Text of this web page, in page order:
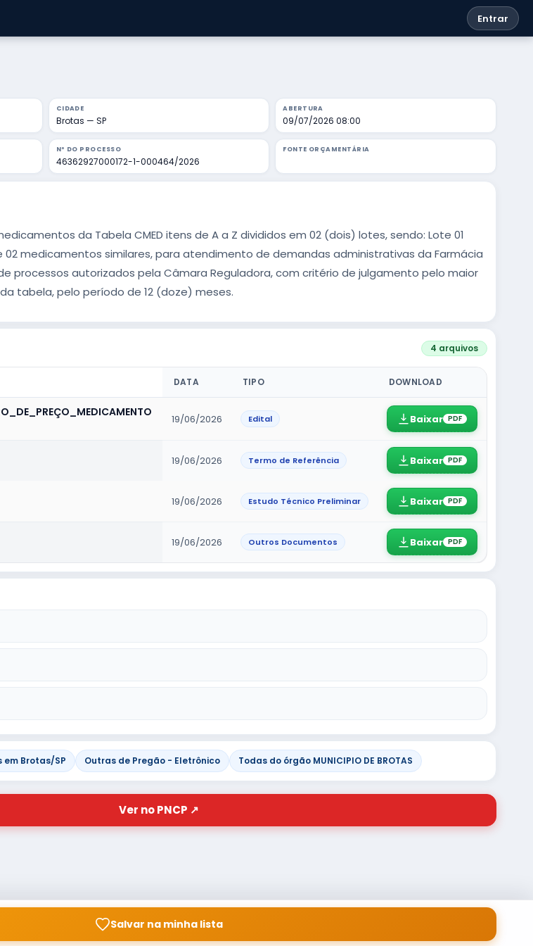
Entrar
CIDADE
Brotas — SP
ABERTURA
09/07/2026 08:00
Nº DO PROCESSO
46362927000172-1-000464/2026
FONTE ORÇAMENTÁRIA
da Tabela CMED itens de A a Z divididos em 02 (dois) lotes, sendo: Lote 01
medicamentos similares, para atendimento de demandas administrativas da Farmácia
processos autorizados pela Câmara Reguladora, com critério de julgamento pelo maior
tabela, pelo período de 12 (doze) meses.
4 arquivos
DATA TIPO DOWNLOAD
19/06/2026 Edital Baixar PDF
19/06/2026 Termo de Referência Baixar PDF
19/06/2026 Estudo Técnico Preliminar Baixar PDF
19/06/2026 Outros Documentos Baixar PDF
em Brotas/SP Outras de Pregão - Eletrônico Todas do órgão MUNICIPIO DE BROTAS
Ver no PNCP ↗
Salvar na minha lista